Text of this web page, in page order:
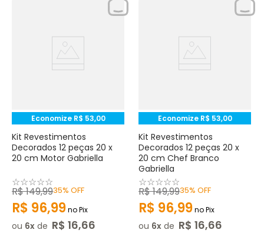
Economize R$ 53,00
Kit Revestimentos
Decorados 12 peças 20 x
20 cm Motor Gabriella
☆☆☆☆☆
R$149,9935% OFF
R$ 96,99no Pix
ou 6 de R$ 16,66
Economize R$ 53,00
Kit Revestimentos
Decorados 12 peças 20 x
20 cm Chef Branco
Gabriella
☆☆☆☆☆
R$149,9935% OFF
R$ 96,99no Pix
ou 6 de R$ 16,66